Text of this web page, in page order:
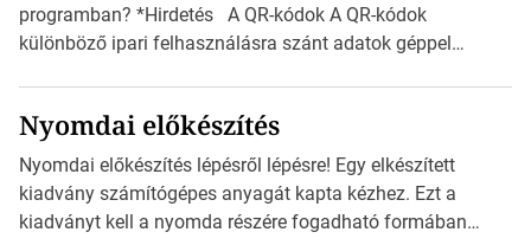
programban? *Hirdetés A QR-kódok A QR-kódok
különböző ipari felhasználásra szánt adatok géppel
okostelefonjára telepíthet egy QR-kód-leolvasó
alkalmazást, ami leolvasni és dekódolni képes az URL-
információt és átirányítja a telefon böngészőjét a cég
weblapjára. A QR-kód beolvasása után a felhasználó
Nyomdai előkészítés
Nyomdai előkészítés lépésről lépésre! Egy elkészített
kiadvány számítógépes anyagát kapta kézhez. Ezt a
kiadványt kell a nyomda részére fogadható formában